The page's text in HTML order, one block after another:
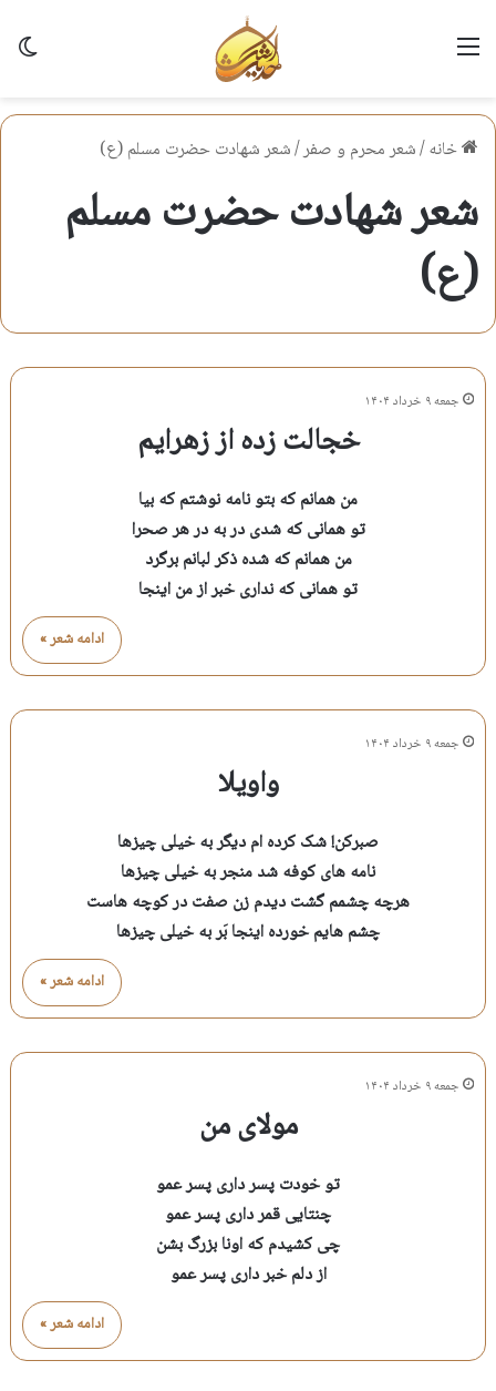
منو
خانه/شعر محرم و صفر/شعر شهادت حضرت مسلم (ع)
شعر شهادت حضرت مسلم
(ع)
جمعه ۹ خرداد ۱۴۰۴
خجالت زده از زهرایم
من همانم که بتو نامه نوشتم که بیا
تو همانی که شدی در به در هر صحرا
من همانم که شده ذکر لبانم برگرد
تو همانی که نداری خبر از من اینجا
ادامه شعر »
جمعه ۹ خرداد ۱۴۰۴
واویلا
صبرکن! شک کرده ام دیگر به خیلی چیزها
نامه های کوفه شد منجر به خیلی چیزها
هرچه چشمم گشت دیدم زن صفت در کوچه هاست
چشم هایم خورده اینجا بَر به خیلی چیزها
ادامه شعر »
جمعه ۹ خرداد ۱۴۰۴
مولای من
تو خودت پسر داری پسر عمو
چنتایی قمر داری پسر عمو
چی کشیدم که اونا بزرگ بشن
از دلم خبر داری پسر عمو
ادامه شعر »